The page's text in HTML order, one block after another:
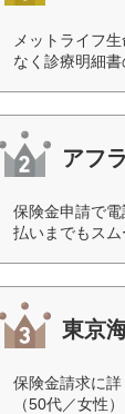
メットライフ
なく診療明細
アフ
保険金申請で
払いまでもスム
東京
保険金請求に
（50代／女性）